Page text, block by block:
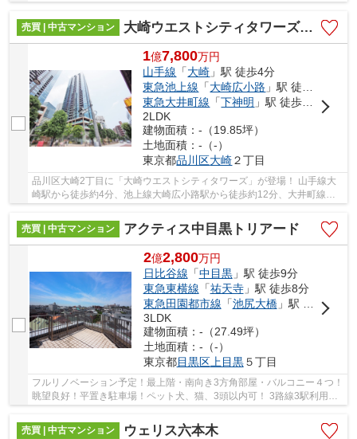
売買 | 中古マンション
大崎ウエストシティタワーズＷ棟
1億7,800万円
山手線 「大崎 」駅 徒歩4分
東急池上線 「大崎広小路 」駅 徒歩12分
東急大井町線 「下神明 」駅 徒歩13分
2LDK
建物面積：-（19.85坪）
土地面積：-（-）
東京都品川区大崎２丁目
品川区大崎2丁目に「大崎ウエストシティタワーズ」が登場！ 山手線大
崎駅から徒歩約4分、池上線大崎広小路駅から徒歩約12分、大井町線下
売買 | 中古マンション
アクティス中目黒トリアード
2億2,800万円
日比谷線 「中目黒」駅 徒歩9分
東急東横線 「祐天寺」駅 徒歩8分
東急田園都市線 「池尻大橋」駅 徒歩15分
3LDK
建物面積：-（27.49坪）
土地面積：-（-）
東京都目黒区上目黒５丁目
フルリノベーション予定！最上階・南向き3方角部屋・バルコニー４つ！
眺望良好！平置き駐車場！ペット犬、猫、3頭以内可！ 3路線3駅利用可
売買 | 中古マンション
ウェリス六本木